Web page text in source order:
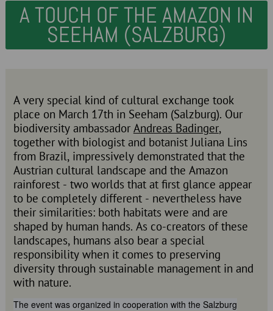
A TOUCH OF THE AMAZON IN
SEEHAM (SALZBURG)
A very special kind of cultural exchange took
place on March 17th in Seeham (Salzburg). Our
biodiversity ambassador Andreas Badinger,
together with biologist and botanist Juliana Lins
from Brazil, impressively demonstrated that the
Austrian cultural landscape and the Amazon
rainforest - two worlds that at first glance appear
to be completely different - nevertheless have
their similarities: both habitats were and are
shaped by human hands. As co-creators of these
landscapes, humans also bear a special
responsibility when it comes to preserving
diversity through sustainable management in and
with nature.
The event was organized in cooperation with the Salzburg